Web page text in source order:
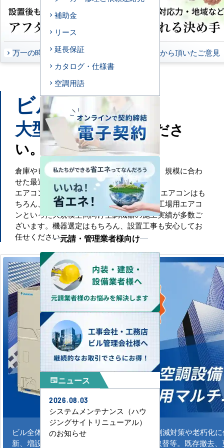
万一の時もお任せください お客様から頂いたご意見
ビル 工場などの
大型施設もお任せくださ
い。
倉庫やビル・工場といった大規模空間には、規模に合わ
せた最適な空調設備が必要です。
エアコンセンターACでは、一般的な業務用エアコンはも
ちろん、ビル用マルチエアコンや設備用・工場用エアコ
ンといった大規模空間向け空調機器の施工実績が多数ご
ざいます。機器選定はもちろん、設置工事も安心してお
任せください。
ビル全体のシステム空調の新規導入、CO2削減対策や老朽化
新、増設。水冷式、ガスエアコンの更新、取替等。既存撤去
補助金
リース
延長保証
カタログ・仕様書
空調用語
元請・管理業者様向け
newspaperニュース
2026.08.03
システムメンテナンス（ハウ
ジングサイトリニューアル）
のお知らせ